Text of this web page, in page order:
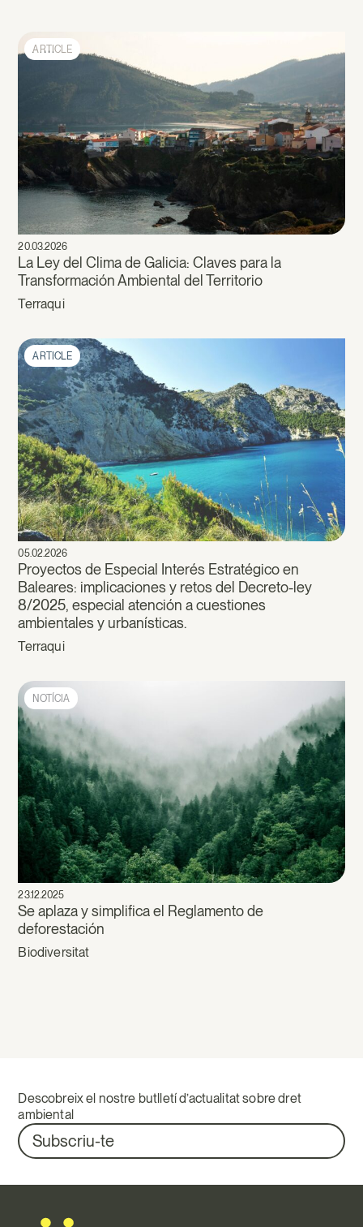
ARTICLE
20.03.2026
La Ley del Clima de Galicia: Claves para la
Transformación Ambiental del Territorio
Terraqui
ARTICLE
05.02.2026
Proyectos de Especial Interés Estratégico en
Baleares: implicaciones y retos del Decreto-ley
8/2025, especial atención a cuestiones
ambientales y urbanísticas.
Terraqui
NOTÍCIA
23.12.2025
Se aplaza y simplifica el Reglamento de
deforestación
Biodiversitat
Descobreix el nostre butlletí d’actualitat sobre dret
ambiental
Subscriu-te